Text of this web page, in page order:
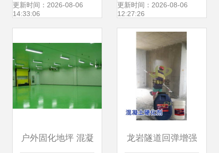
难？看看这些施工
更新时间：2026-08-06
14:33:06
筑美好未来
更新时间：2026-08-06
12:27:26
户外固化地坪 混凝 龙岩隧道回弹增强